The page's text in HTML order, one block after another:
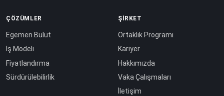
ÇÖZÜMLER
Egemen Bulut
İş Modeli
Fiyatlandırma
Sürdürülebilirlik
ŞIRKET
Ortaklık Programı
Kariyer
Hakkımızda
Vaka Çalışmaları
İletişim